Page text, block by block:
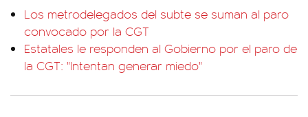
Los metrodelegados del subte se suman al paro
convocado por la CGT
Estatales le responden al Gobierno por el paro de
la CGT: "Intentan generar miedo"